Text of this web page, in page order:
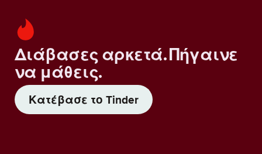
Διάβασες αρκετά. Πήγαινε
να μάθεις.
Κατέβασε το Tinder